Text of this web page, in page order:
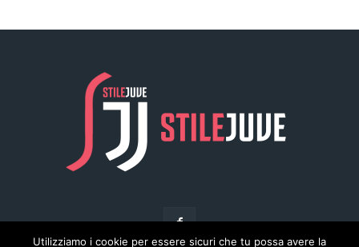
Utilizziamo i cookie per essere sicuri che tu possa avere la